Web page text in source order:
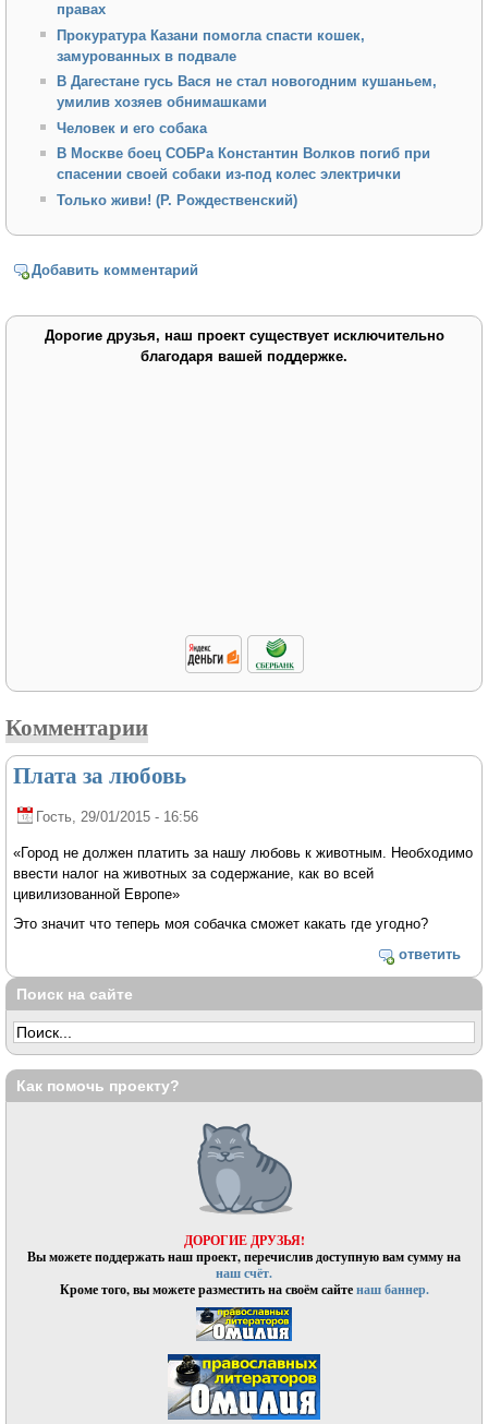
правах
Прокуратура Казани помогла спасти кошек,
замурованных в подвале
В Дагестане гусь Вася не стал новогодним кушаньем,
умилив хозяев обнимашками
Человек и его собака
В Москве боец СОБРа Константин Волков погиб при
спасении своей собаки из-под колес электрички
Только живи! (Р. Рождественский)
Добавить комментарий
Дорогие друзья, наш проект существует исключительно
благодаря вашей поддержке.
Комментарии
Плата за любовь
Гость, 29/01/2015 - 16:56
«Город не должен платить за нашу любовь к животным. Необходимо
ввести налог на животных за содержание, как во всей
цивилизованной Европе»
Это значит что теперь моя собачка сможет какать где угодно?
ответить
Поиск на сайте
Как помочь проекту?
ДОРОГИЕ ДРУЗЬЯ!
Вы можете поддержать наш проект, перечислив доступную вам сумму на
наш счёт.
Кроме того, вы можете разместить на своём сайтенаш баннер.